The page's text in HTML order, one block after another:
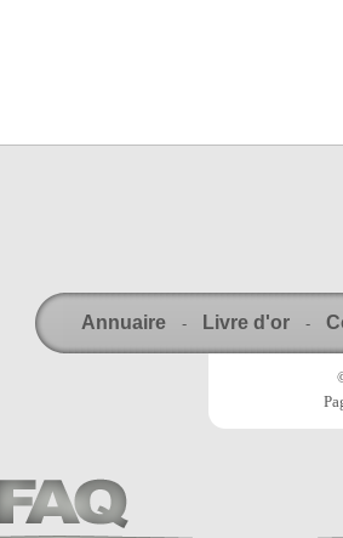
Annuaire - Livre d'or -